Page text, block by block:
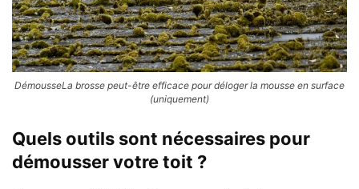
DémousseLa brosse peut-être efficace pour déloger la mousse en surface
(uniquement)
Quels outils sont nécessaires pour
démousser votre toit ?